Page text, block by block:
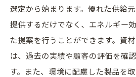
選定から始まります。優れた供給
提供するだけでなく、エネルギー
た提案を行うことができます。資
は、過去の実績や顧客の評価を確
す。また、環境に配慮した製品を